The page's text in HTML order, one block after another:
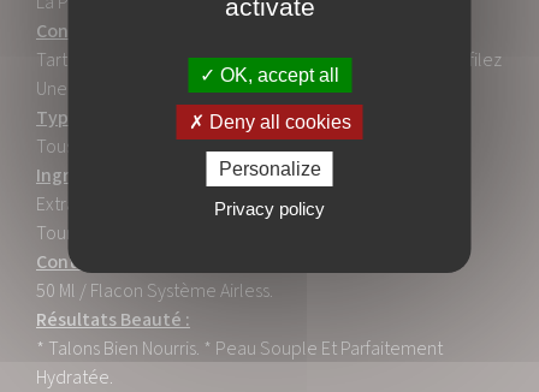
Conseils Beauté :
Tartinez Vos Pieds Avec Le Baume Pieds Extra Riche, Enfilez
Une Paire De Chausette En Coton Et Passez La Nuit Ainsi.
Type De Peaux :
Tous.
Ingrédients Actifs :
Extrait De Feuilles D'olivier - Reine Des Près - Edelweiss -
Tournesol - Karité - Romarin - Thé Vert - Sauge - Niaouli.
Contenance / Conditionnement :
50 Ml / Flacon Système Airless.
Résultats Beauté :
* Talons Bien Nourris. * Peau Souple Et Parfaitement
Hydratée.
activate
OK, accept all
Deny all cookies
Personalize
Privacy policy